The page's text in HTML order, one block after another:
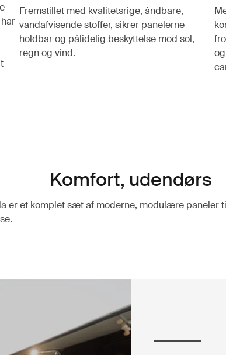
Fremstillet med kvalitetsrige, åndbare,
vandafvisende stoffer, sikrer panelerne
holdbar og pålidelig beskyttelse mod sol,
regn og vind.
Komfort, udendørs
er et komplet sæt af moderne, modulære paneler